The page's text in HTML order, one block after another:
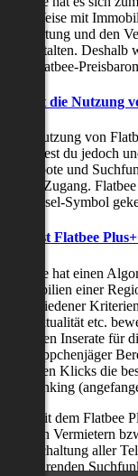
und Weise mit
Bewertung und den
zu gestalten.
und Flatbee-
Kostet die Nutzung
Die Nutzung von
Möchtest du jedoch
Angebote und
Plus+ Zugang.
Schlüssel-Symbol
Was ist Flatbee
Flatbee hat einen
Immobilien einer
verschiedener
der Aktualität etc.
neuesten Inserate für
Schnäppchenjäger
wenigen Klicks die
als Ranking
Nur mit dem Flatbee
mit den Vermietern
(Freischaltung aller
zeitsparenden